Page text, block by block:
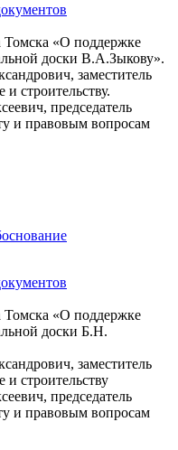
«О поддержке
доски В.А.Зыкову».
заместитель
строительству.
председатель
и правовым вопросам
«О поддержке
доски Б.Н.
заместитель
и строительству
председатель
и правовым вопросам